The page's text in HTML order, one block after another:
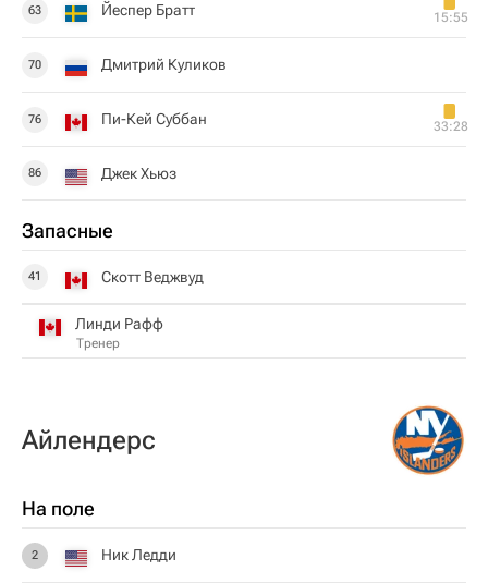
63 Йеспер Братт 15:55
70 Дмитрий Куликов
76 Пи-Кей Суббан 33:28
86 Джек Хьюз
Запасные
41 Скотт Веджвуд
Линди Рафф
Тренер
Айлендерс
На поле
2 Ник Ледди